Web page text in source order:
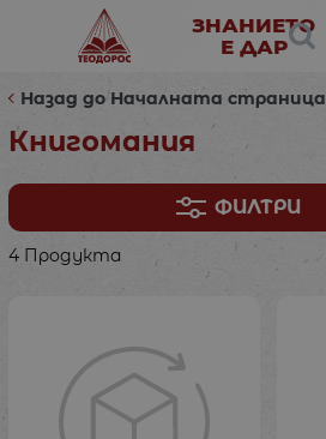
ЗНАНИЕТО
Е ДАР
Назад до Началната страница
Книгомания
ФИЛТРИ
4 Продукта